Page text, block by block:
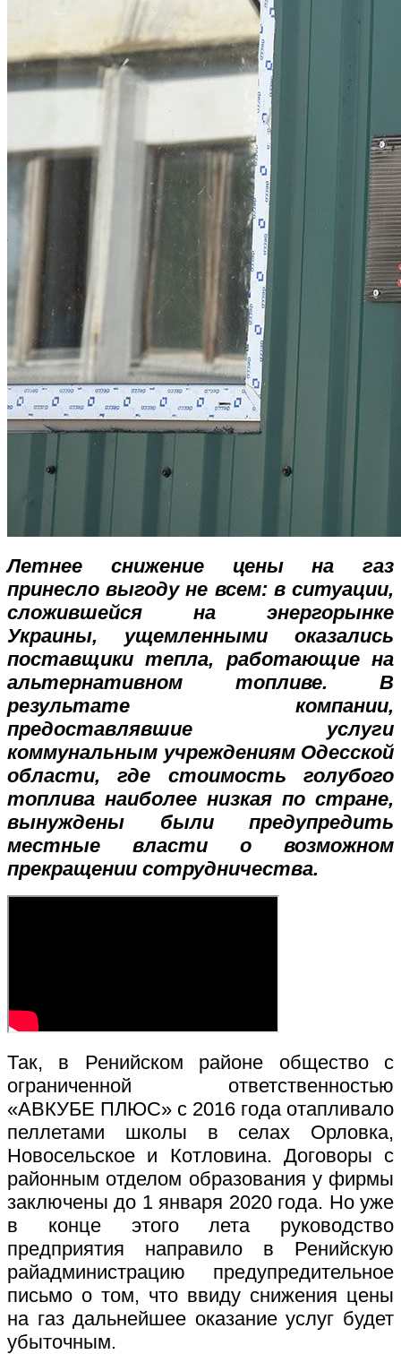
Летнее снижение цены на газ
принесло выгоду не всем: в ситуации,
сложившейся на энергорынке
Украины, ущемленными оказались
поставщики тепла, работающие на
альтернативном топливе. В
результате компании,
предоставлявшие услуги
коммунальным учреждениям Одесской
области, где стоимость голубого
топлива наиболее низкая по стране,
вынуждены были предупредить
местные власти о возможном
прекращении сотрудничества.
Так, в Ренийском районе общество с
ограниченной ответственностью
«АВКУБЕ ПЛЮС» с 2016 года отапливало
пеллетами школы в селах Орловка,
Новосельское и Котловина. Договоры с
районным отделом образования у фирмы
заключены до 1 января 2020 года. Но уже
в конце этого лета руководство
предприятия направило в Ренийскую
райадминистрацию предупредительное
письмо о том, что ввиду снижения цены
на газ дальнейшее оказание услуг будет
убыточным.